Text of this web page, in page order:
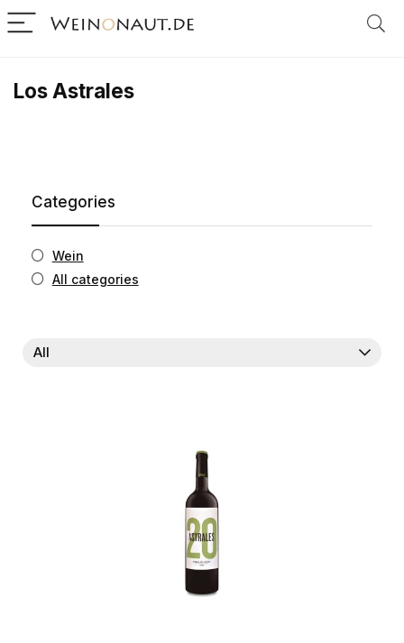
Los Astrales
Categories
Wein
All categories
All